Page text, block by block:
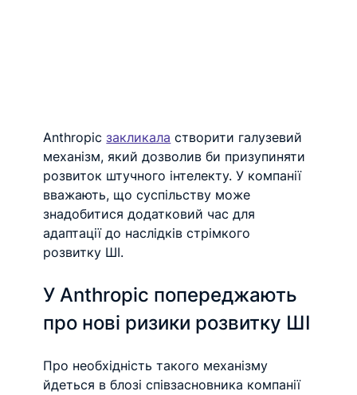
Anthropic закликала створити галузевий
механізм, який дозволив би призупиняти
розвиток штучного інтелекту. У компанії
вважають, що суспільству може
знадобитися додатковий час для
адаптації до наслідків стрімкого
розвитку ШІ.
У Anthropic попереджають
про нові ризики розвитку ШІ
Про необхідність такого механізму
йдеться в блозі співзасновника компанії